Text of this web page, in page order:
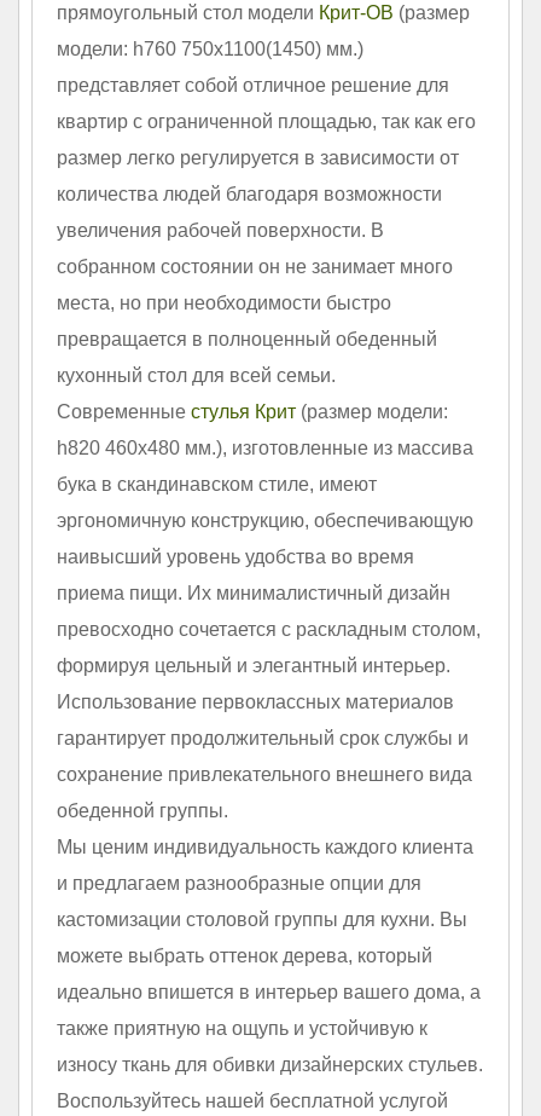
прямоугольный стол модели Крит-ОВ (размер
модели: h760 750х1100(1450) мм.)
представляет собой отличное решение для
квартир с ограниченной площадью, так как его
размер легко регулируется в зависимости от
количества людей благодаря возможности
увеличения рабочей поверхности. В
собранном состоянии он не занимает много
места, но при необходимости быстро
превращается в полноценный обеденный
кухонный стол для всей семьи.
Современные стулья Крит (размер модели:
h820 460х480 мм.), изготовленные из массива
бука в скандинавском стиле, имеют
эргономичную конструкцию, обеспечивающую
наивысший уровень удобства во время
приема пищи. Их минималистичный дизайн
превосходно сочетается с раскладным столом,
формируя цельный и элегантный интерьер.
Использование первоклассных материалов
гарантирует продолжительный срок службы и
сохранение привлекательного внешнего вида
обеденной группы.
Мы ценим индивидуальность каждого клиента
и предлагаем разнообразные опции для
кастомизации столовой группы для кухни. Вы
можете выбрать оттенок дерева, который
идеально впишется в интерьер вашего дома, а
также приятную на ощупь и устойчивую к
износу ткань для обивки дизайнерских стульев.
Воспользуйтесь нашей бесплатной услугой